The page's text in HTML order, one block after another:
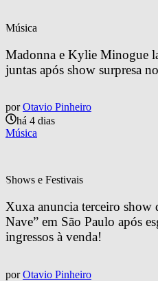
Música
Madonna e Kylie Minogue
juntas após show surpresa
por Otavio Pinheiro
há 4 dias
Música
Shows e Festivais
Xuxa anuncia terceiro
Nave” em São Paulo após
ingressos à venda!
por Otavio Pinheiro